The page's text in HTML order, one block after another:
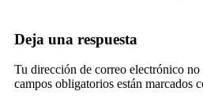
Deja una respuesta
Tu dirección de correo electrónico no
campos obligatorios están marcados